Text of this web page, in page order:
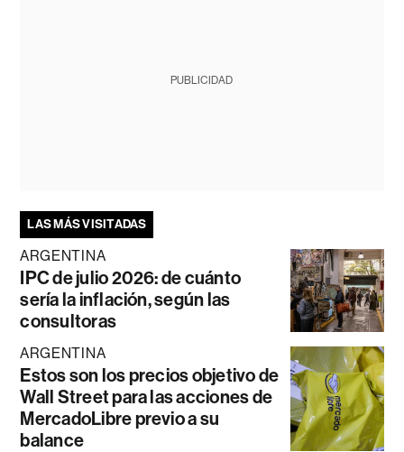
PUBLICIDAD
LAS MÁS VISITADAS
ARGENTINA
IPC de julio 2026: de cuánto
sería la inflación, según las
consultoras
ARGENTINA
Estos son los precios objetivo de
Wall Street para las acciones de
MercadoLibre previo a su
balance